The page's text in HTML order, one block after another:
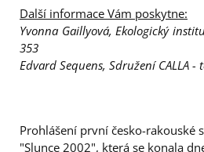
Další informace Vám poskytne:
Yvonna Gaillyová, Ekologický
353
Edvard Sequens, Sdružení CALLA -
Prohlášení první česko-rakouské
"Slunce 2002", která se konala